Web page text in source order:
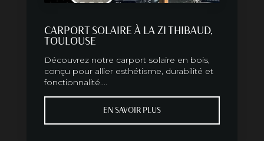
CARPORT SOLAIRE À LA ZI THIBAUD,
TOULOUSE
Découvrez notre carport solaire en bois,
conçu pour allier esthétisme, durabilité et
fonctionnalité....
EN SAVOIR PLUS